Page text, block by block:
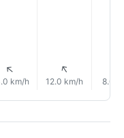
↑
km/h
↑
12.0 km/h 8.0